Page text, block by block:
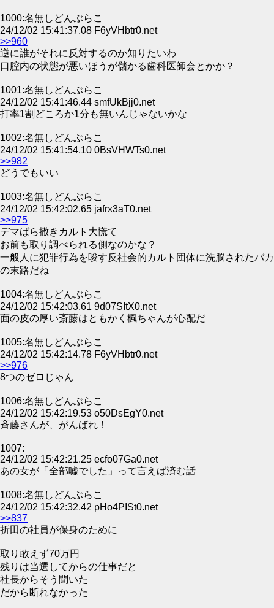
1000:名無しどんぶらこ
24/12/02 15:41:37.08 F6yVHbtr0.net
>>960
逆に誰がそれに反対するのか知りたいわ
口腔内の状態が悪いほうが儲かる歯科医師会とかか？
1001:名無しどんぶらこ
24/12/02 15:41:46.44 smfUkBjj0.net
打率1割どころか1分も無いんじゃないかな
1002:名無しどんぶらこ
24/12/02 15:41:54.10 0BsVHWTs0.net
>>982
どうでもいい
1003:名無しどんぶらこ
24/12/02 15:42:02.65 jafrx3aT0.net
>>975
デマばら撒きカルト大慌て
お前も取り調べられる側なのかな？
一般人に犯罪行為を唆す反社会的カルト団体に洗脳されたバカ
の末路だね
1004:名無しどんぶらこ
24/12/02 15:42:03.61 9d07SItX0.net
面の皮の厚い斎藤はともかく楓ちゃんが心配だ
1005:名無しどんぶらこ
24/12/02 15:42:14.78 F6yVHbtr0.net
>>976
8つのゼロじゃん
1006:名無しどんぶらこ
24/12/02 15:42:19.53 o50DsEgY0.net
斉藤さんが、がんばれ！
1007:
24/12/02 15:42:21.25 ecfo07Ga0.net
あの女が「全部嘘でした」って言えば済む話
1008:名無しどんぶらこ
24/12/02 15:42:32.42 pHo4PISt0.net
>>837
折田の社員が保身のために
取り敢えず70万円
残りは当選してからの仕事だと
社長からそう聞いた
だから断れなかった